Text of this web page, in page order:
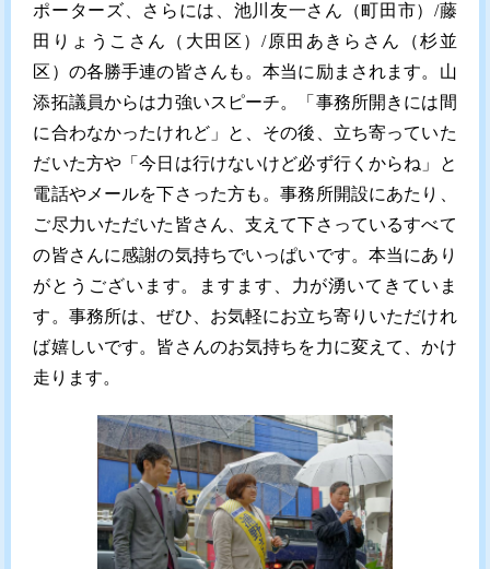
ポーターズ、さらには、池川友一さん（町田市）/藤
田りょうこさん（大田区）/原田あきらさん（杉並
区）の各勝手連の皆さんも。本当に励まされます。山
添拓議員からは力強いスピーチ。「事務所開きには間
に合わなかったけれど」と、その後、立ち寄っていた
だいた方や「今日は行けないけど必ず行くからね」と
電話やメールを下さった方も。事務所開設にあたり、
ご尽力いただいた皆さん、支えて下さっているすべて
の皆さんに感謝の気持ちでいっぱいです。本当にあり
がとうございます。ますます、力が湧いてきていま
す。事務所は、ぜひ、お気軽にお立ち寄りいただけれ
ば嬉しいです。皆さんのお気持ちを力に変えて、かけ
走ります。